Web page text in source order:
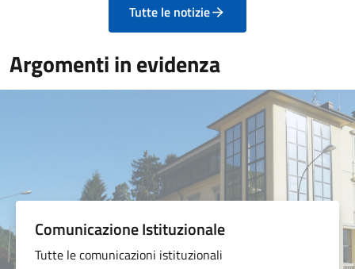
Tutte le notizie
Argomenti in evidenza
Comunicazione Istituzionale
Tutte le comunicazioni istituzionali